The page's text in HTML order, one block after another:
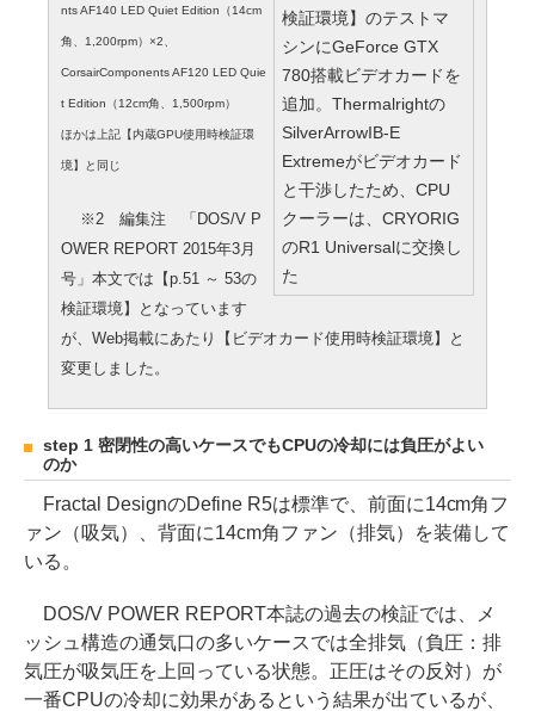
検証環境】のテストマ
シンにGeForce GTX
780搭載ビデオカードを
追加。Thermalrightの
SilverArrowIB-E
Extremeがビデオカード
と干渉したため、CPU
クーラーは、CRYORIG
のR1 Universalに交換し
た
nts AF140 LED Quiet Edition（14cm
角、1,200rpm）×2、
CorsairComponents AF120 LED Quie
t Edition（12cm角、1,500rpm）
ほかは上記【内蔵GPU使用時検証環
境】と同じ
※2 編集注 「DOS/V P
OWER REPORT 2015年3月
号」本文では【p.51 ～ 53の
検証環境】となっています
が、Web掲載にあたり【ビデオカード使用時検証環境】と
変更しました。
step 1 密閉性の高いケースでもCPUの冷却には負圧がよい
のか
Fractal DesignのDefine R5は標準で、前面に14cm角フ
ァン（吸気）、背面に14cm角ファン（排気）を装備して
いる。
DOS/V POWER REPORT本誌の過去の検証では、メ
ッシュ構造の通気口の多いケースでは全排気（負圧：排
気圧が吸気圧を上回っている状態。正圧はその反対）が
一番CPUの冷却に効果があるという結果が出ているが、